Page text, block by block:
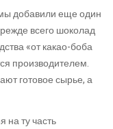
добавили еще один
всего шоколад
«от какао-боба
производителем.
готовое сырье, а
ту часть